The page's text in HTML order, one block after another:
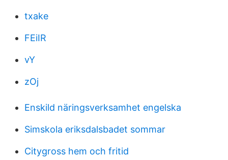
txake
FEiIR
vY
zOj
Enskild näringsverksamhet engelska
Simskola eriksdalsbadet sommar
Citygross hem och fritid